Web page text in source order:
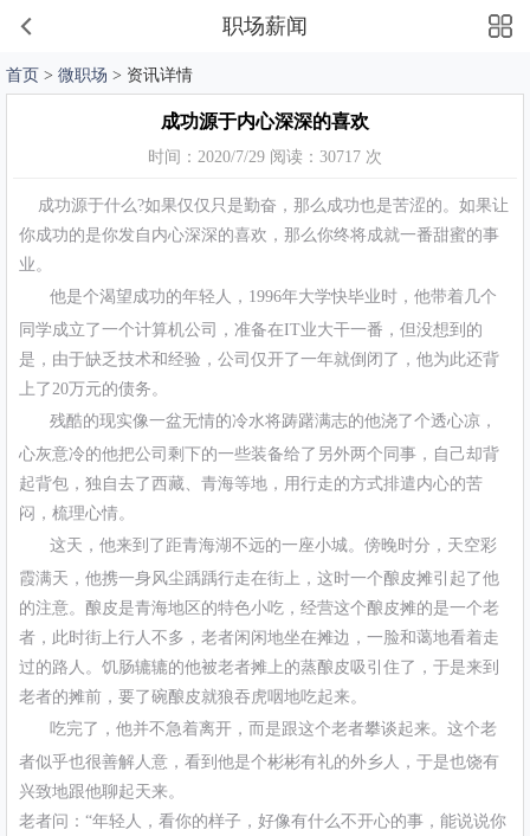
职场薪闻
首页 > 微职场 > 资讯详情
成功源于内心深深的喜欢
时间：2020/7/29 阅读：30717 次
成功源于什么?如果仅仅只是勤奋，那么成功也是苦涩的。如果让
你成功的是你发自内心深深的喜欢，那么你终将成就一番甜蜜的事
业。
他是个渴望成功的年轻人，1996年大学快毕业时，他带着几个
同学成立了一个计算机公司，准备在IT业大干一番，但没想到的
是，由于缺乏技术和经验，公司仅开了一年就倒闭了，他为此还背
上了20万元的债务。
残酷的现实像一盆无情的冷水将踌躇满志的他浇了个透心凉，
心灰意冷的他把公司剩下的一些装备给了另外两个同事，自己却背
起背包，独自去了西藏、青海等地，用行走的方式排遣内心的苦
闷，梳理心情。
这天，他来到了距青海湖不远的一座小城。傍晚时分，天空彩
霞满天，他携一身风尘踽踽行走在街上，这时一个酿皮摊引起了他
的注意。酿皮是青海地区的特色小吃，经营这个酿皮摊的是一个老
者，此时街上行人不多，老者闲闲地坐在摊边，一脸和蔼地看着走
过的路人。饥肠辘辘的他被老者摊上的蒸酿皮吸引住了，于是来到
老者的摊前，要了碗酿皮就狼吞虎咽地吃起来。
吃完了，他并不急着离开，而是跟这个老者攀谈起来。这个老
者似乎也很善解人意，看到他是个彬彬有礼的外乡人，于是也饶有
兴致地跟他聊起天来。
老者问：“年轻人，看你的样子，好像有什么不开心的事，能说说你